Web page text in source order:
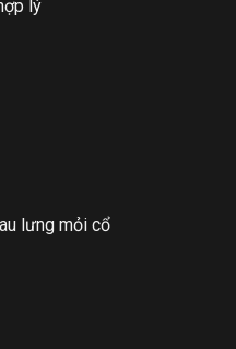
lý
lưng mỏi cổ